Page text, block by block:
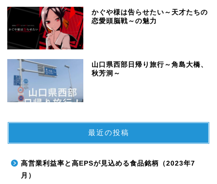
かぐや様は告らせたい～天才たちの
恋愛頭脳戦～の魅力
山口県西部日帰り旅行～角島大橋、
秋芳洞～
最近の投稿
高営業利益率と高EPSが見込める食品銘柄（2023年7
月）